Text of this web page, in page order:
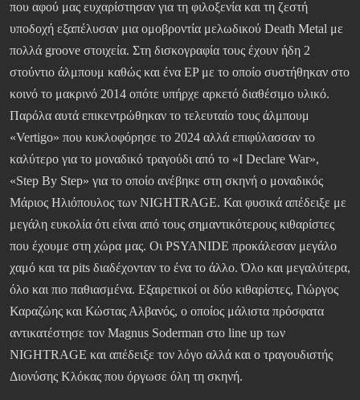
που αφού μας ευχαρίστησαν για τη φιλοξενία και τη ζεστή
υποδοχή εξαπέλυσαν μια ομοβροντία μελωδικού Death Metal με
πολλά groove στοιχεία. Στη δισκογραφία τους έχουν ήδη 2
στούντιο άλμπουμ καθώς και ένα EP με το οποίο συστήθηκαν στο
κοινό το μακρινό 2014 οπότε υπήρχε αρκετό διαθέσιμο υλικό.
Παρόλα αυτά επικεντρώθηκαν το τελευταίο τους άλμπουμ
«Vertigo» που κυκλοφόρησε το 2024 αλλά επιφύλασσαν το
καλύτερο για το μοναδικό τραγούδι από το «I Declare War»,
«Step By Step» για το οποίο ανέβηκε στη σκηνή ο μοναδικός
Μάριος Ηλιόπουλος των NIGHTRAGE. Και φυσικά απέδειξε με
μεγάλη ευκολία ότι είναι από τους σημαντικότερους κιθαρίστες
που έχουμε στη χώρα μας. Οι PSYANIDE προκάλεσαν μεγάλο
χαμό και τα pits διαδέχονταν το ένα το άλλο. Όλο και μεγαλύτερα,
όλο και πιο παθιασμένα. Εξαιρετικοί οι δύο κιθαρίστες, Γιώργος
Καραζώης και Κώστας Αλβανός, ο οποίος μάλιστα πρόσφατα
αντικατέστησε τον Magnus Soderman στο line up των
NIGHTRAGE και απέδειξε τον λόγο αλλά και ο τραγουδιστής
Διονύσης Κλόκας που όργωσε όλη τη σκηνή.